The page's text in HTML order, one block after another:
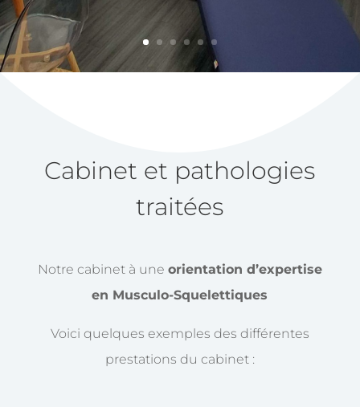
Cabinet et pathologies
traitées
Notre cabinet à une orientation d’expertise
en Musculo-Squelettiques
Voici quelques exemples des différentes
prestations du cabinet :